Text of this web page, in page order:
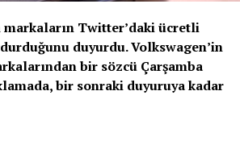
markaların Twitter’daki ücretli
duyurdu. Volkswagen’in
bir sözcü Çarşamba
bir sonraki duyuruya kadar